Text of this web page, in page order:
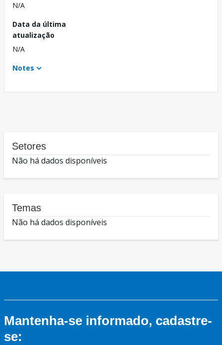
N/A
Data da última
atualização
N/A
Notes
Setores
Não há dados disponíveis
Temas
Não há dados disponíveis
Mantenha-se informado, cadastre-
se: